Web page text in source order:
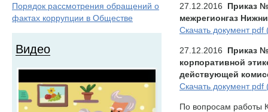
Порядок рассмотрения обращений о
фактах коррупции в Обществе
Видео
27.12.2016
Приказ
межрегионгаз
Скачать документ pdf
27.12.2016
Приказ
корпоративной
действующей
Скачать документ pdf
По вопросам работы